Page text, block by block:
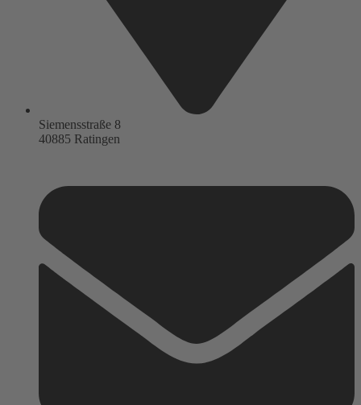
Siemensstraße 8
40885 Ratingen